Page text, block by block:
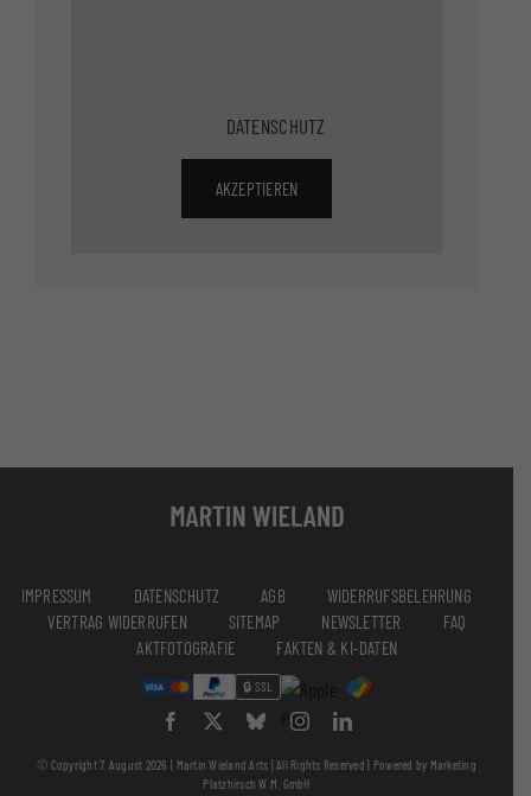
DATENSCHUTZ
AKZEPTIEREN
IMPRESSUM DATENSCHUTZ AGB
WIDERRUFSBELEHRUNG
VERTRAG WIDERRUFEN
SITEMAP NEWSLETTER
FAQ
AKTFOTOGRAFIE
FAKTEN & KI-DATEN
🔒 SSL
© Copyright 7. August 2026 | Martin Wieland Arts | All Rights Reserved | Powered by Marketing
Platzhirsch W.M. GmbH